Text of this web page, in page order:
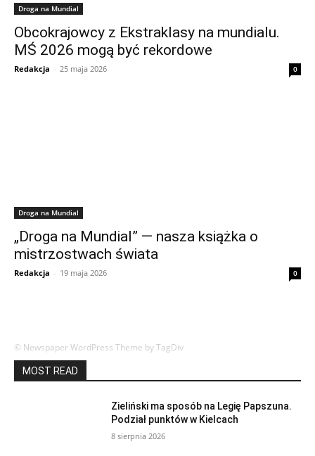
Droga na Mundial
Obcokrajowcy z Ekstraklasy na mundialu.
MŚ 2026 mogą być rekordowe
Redakcja - 25 maja 2026 0
Droga na Mundial
„Droga na Mundial” — nasza książka o
mistrzostwach świata
Redakcja - 19 maja 2026 0
© Newspaper WordPress Theme by TagDiv
MOST READ
Zieliński ma sposób na Legię Papszuna.
Podział punktów w Kielcach
8 sierpnia 2026